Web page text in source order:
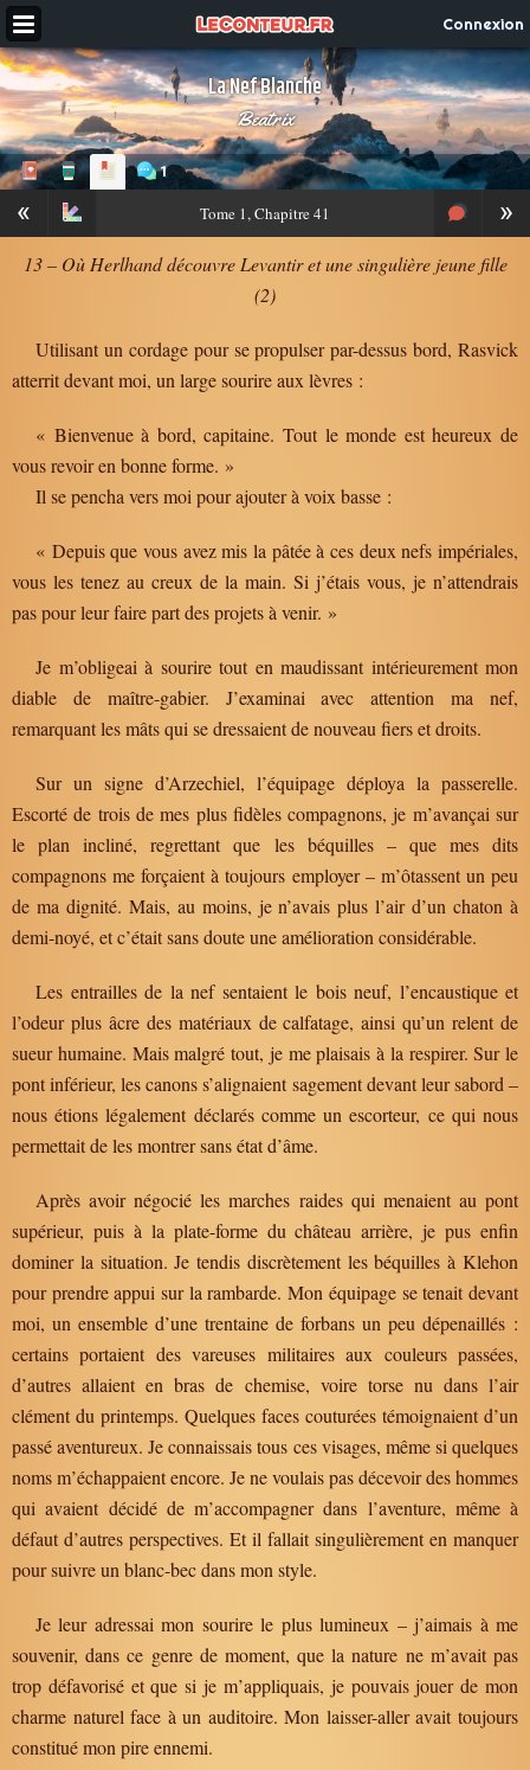
Connexion
La Nef Blanche
Beatrix
1
« »
Tome 1, Chapitre 41
13 – Où Herlhand découvre Levantir et une singulière jeune fille
(2)
Utilisant un cordage pour se propulser par-dessus bord, Rasvick
atterrit devant moi, un large sourire aux lèvres :
« Bienvenue à bord, capitaine. Tout le monde est heureux de
vous revoir en bonne forme. »
Il se pencha vers moi pour ajouter à voix basse :
« Depuis que vous avez mis la pâtée à ces deux nefs impériales,
vous les tenez au creux de la main. Si j’étais vous, je n’attendrais
pas pour leur faire part des projets à venir. »
Je m’obligeai à sourire tout en maudissant intérieurement mon
diable de maître-gabier. J’examinai avec attention ma nef,
remarquant les mâts qui se dressaient de nouveau fiers et droits.
Sur un signe d’Arzechiel, l’équipage déploya la passerelle.
Escorté de trois de mes plus fidèles compagnons, je m’avançai sur
le plan incliné, regrettant que les béquilles – que mes dits
compagnons me forçaient à toujours employer – m’ôtassent un peu
de ma dignité. Mais, au moins, je n’avais plus l’air d’un chaton à
demi-noyé, et c’était sans doute une amélioration considérable.
Les entrailles de la nef sentaient le bois neuf, l’encaustique et
l’odeur plus âcre des matériaux de calfatage, ainsi qu’un relent de
sueur humaine. Mais malgré tout, je me plaisais à la respirer. Sur le
pont inférieur, les canons s’alignaient sagement devant leur sabord –
nous étions légalement déclarés comme un escorteur, ce qui nous
permettait de les montrer sans état d’âme.
Après avoir négocié les marches raides qui menaient au pont
supérieur, puis à la plate-forme du château arrière, je pus enfin
dominer la situation. Je tendis discrètement les béquilles à Klehon
pour prendre appui sur la rambarde. Mon équipage se tenait devant
moi, un ensemble d’une trentaine de forbans un peu dépenaillés :
certains portaient des vareuses militaires aux couleurs passées,
d’autres allaient en bras de chemise, voire torse nu dans l’air
clément du printemps. Quelques faces couturées témoignaient d’un
passé aventureux. Je connaissais tous ces visages, même si quelques
noms m’échappaient encore. Je ne voulais pas décevoir des hommes
qui avaient décidé de m’accompagner dans l’aventure, même à
défaut d’autres perspectives. Et il fallait singulièrement en manquer
pour suivre un blanc-bec dans mon style.
Je leur adressai mon sourire le plus lumineux – j’aimais à me
souvenir, dans ce genre de moment, que la nature ne m’avait pas
trop défavorisé et que si je m’appliquais, je pouvais jouer de mon
charme naturel face à un auditoire. Mon laisser-aller avait toujours
constitué mon pire ennemi.